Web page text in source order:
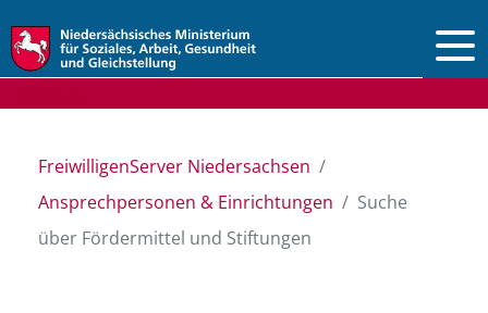
FreiwilligenServer Niedersachsen
Ansprechpersonen & Einrichtungen
Suche
über Fördermittel und Stiftungen